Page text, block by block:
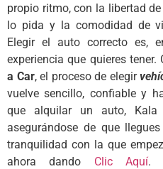
propio ritmo, con la libertad
lo pida y la comodidad de
Elegir el auto correcto es,
experiencia que quieres tener.
a Car, el proceso de elegir
vuelve sencillo, confiable y
que alquilar un auto,
asegurándose de que
tranquilidad con la que
ahora dando Clic Aquí.